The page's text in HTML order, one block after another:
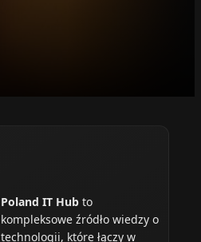
Poland IT Hub to
kompleksowe źródło wiedzy o
technologii, które łączy w